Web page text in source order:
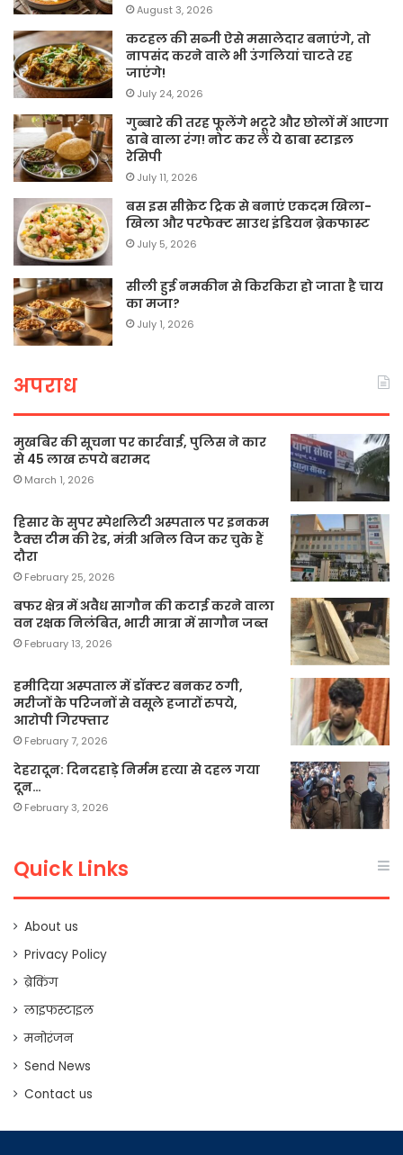
August 3, 2026
कटहल की सब्जी ऐसे मसालेदार बनाएंगे, तो
नापसंद करने वाले भी उंगलियां चाटते रह
जाएंगे!
July 24, 2026
गुब्बारे की तरह फूलेंगे भटूरे और छोलों में आएगा
ढाबे वाला रंग! नोट कर लें ये ढाबा स्टाइल
रेसिपी
July 11, 2026
बस इस सीक्रेट ट्रिक से बनाएं एकदम खिला-
खिला और परफेक्ट साउथ इंडियन ब्रेकफास्ट
July 5, 2026
सीली हुई नमकीन से किरकिरा हो जाता है चाय
का मजा?
July 1, 2026
अपराध
मुखबिर की सूचना पर कार्रवाई, पुलिस ने कार
से 45 लाख रुपये बरामद
March 1, 2026
हिसार के सुपर स्पेशलिटी अस्पताल पर इनकम
टैक्स टीम की रेड, मंत्री अनिल विज कर चुके हैं
दौरा
February 25, 2026
बफर क्षेत्र में अवैध सागौन की कटाई करने वाला
वन रक्षक निलंबित, भारी मात्रा में सागौन जब्त
February 13, 2026
हमीदिया अस्पताल में डॉक्टर बनकर ठगी,
मरीजों के परिजनों से वसूले हजारों रुपये,
आरोपी गिरफ्तार
February 7, 2026
देहरादून: दिनदहाड़े निर्मम हत्या से दहल गया
दून…
February 3, 2026
Quick Links
About us
Privacy Policy
ब्रेकिंग
लाइफस्टाइल
मनोरंजन
Send News
Contact us